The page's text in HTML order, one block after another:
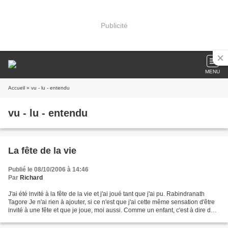
Publicité
MENU
Accueil » vu - lu - entendu
vu - lu - entendu
La fête de la vie
Publié le 08/10/2006 à 14:46
Par Richard
J'ai été invité à la fête de la vie et j'ai joué tant que j'ai pu. Rabindranath
Tagore Je n'ai rien à ajouter, si ce n'est que j'ai cette même sensation d'être
invité à une fête et que je joue, moi aussi. Comme un enfant, c'est à dire de